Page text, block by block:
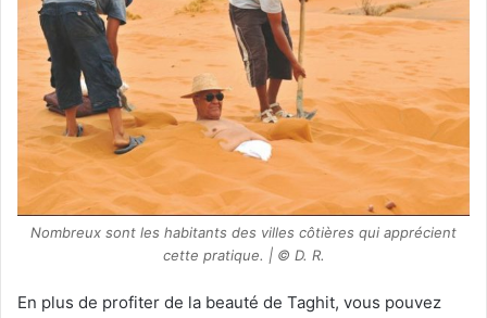
Nombreux sont les habitants des villes côtières qui apprécient
cette pratique. | © D. R.
En plus de profiter de la beauté de Taghit, vous pouvez